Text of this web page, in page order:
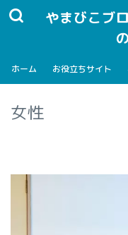
やまびこブ
ホーム お役立ちサイト
女性